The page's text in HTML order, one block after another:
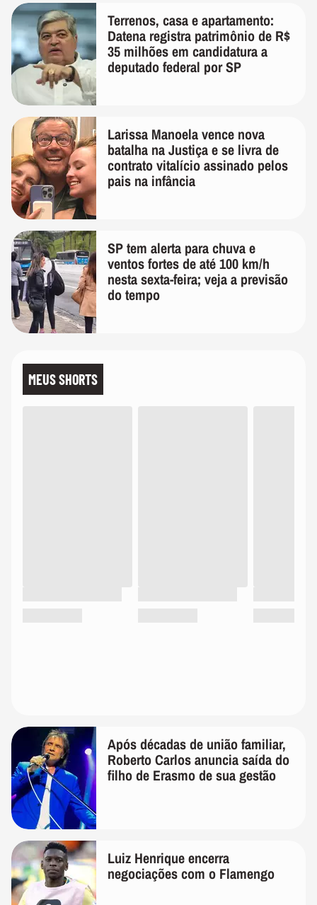
Terrenos, casa e apartamento:
Datena registra patrimônio de R$
35 milhões em candidatura a
deputado federal por SP
Larissa Manoela vence nova
batalha na Justiça e se livra de
contrato vitalício assinado pelos
pais na infância
SP tem alerta para chuva e
ventos fortes de até 100 km/h
nesta sexta-feira; veja a previsão
do tempo
MEUS SHORTS
Após décadas de união familiar,
Roberto Carlos anuncia saída do
filho de Erasmo de sua gestão
Luiz Henrique encerra
negociações com o Flamengo